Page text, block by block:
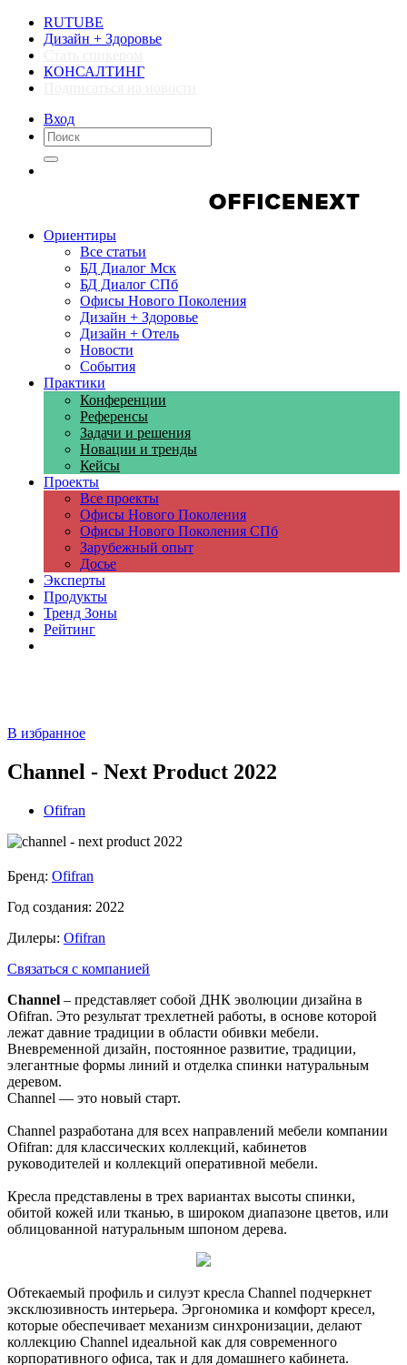
RUTUBE
Дизайн + Здоровье
КОНСАЛТИНГ
Вход
Ориентиры
Все статьи
БД Диалог Мск
БД Диалог СПб
Офисы Нового Поколения
Дизайн + Здоровье
Дизайн + Отель
Новости
События
Практики
Конференции
Референсы
Задачи и решения
Новации и тренды
Кейсы
Проекты
Все проекты
Офисы Нового Поколения
Офисы Нового Поколения СПб
Зарубежный опыт
Досье
Эксперты
Продукты
Тренд Зоны
Рейтинг
В избранное
Channel - Next Product 2022
Ofifran
Бренд: Ofifran
Год создания: 2022
Дилеры: Ofifran
Связаться с компанией
Channel – представляет собой ДНК эволюции дизайна в
Ofifran. Это результат трехлетней работы, в основе которой
лежат давние традиции в области обивки мебели.
Вневременной дизайн, постоянное развитие, традиции,
элегантные формы линий и отделка спинки натуральным
деревом.
Channel — это новый старт.
Channel разработана для всех направлений мебели компании
Ofifran: для классических коллекций, кабинетов
руководителей и коллекций оперативной мебели.
Кресла представлены в трех вариантах высоты спинки,
обитой кожей или тканью, в широком диапазоне цветов, или
облицованной натуральным шпоном дерева.
Обтекаемый профиль и силуэт кресла Channel подчеркнет
эксклюзивность интерьера. Эргономика и комфорт кресел,
которые обеспечивает механизм синхронизации, делают
коллекцию Channel идеальной как для современного
корпоративного офиса, так и для домашнего кабинета.